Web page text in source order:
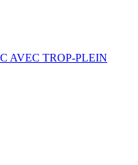
AVEC TROP-PLEIN